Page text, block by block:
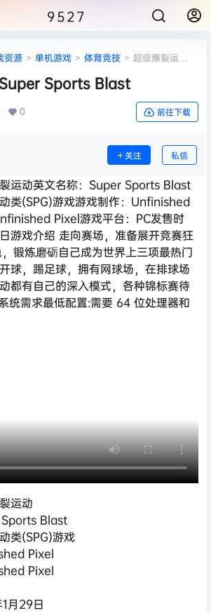
9527
资源 > 单机游戏 > 体育竞技 > 超级爆裂运
Sports Blast
0 前往下载
关注 私信
运动英文名称：Super Sports Blast
类(SPG)游戏游戏制作：Unfinished
Pixel游戏平台：PC发售时
游戏介绍 走向赛场，准备展开竞赛狂
锻炼磨砺自己成为世界上三项最热门
球，踢足球，拥有网球场，在排球场
都有自己的深入模式，各种锦标赛待
统需求最低配置:需要 64 位处理器和
运动
Blast
类(SPG)游戏
Pixel
Pixel
月29日